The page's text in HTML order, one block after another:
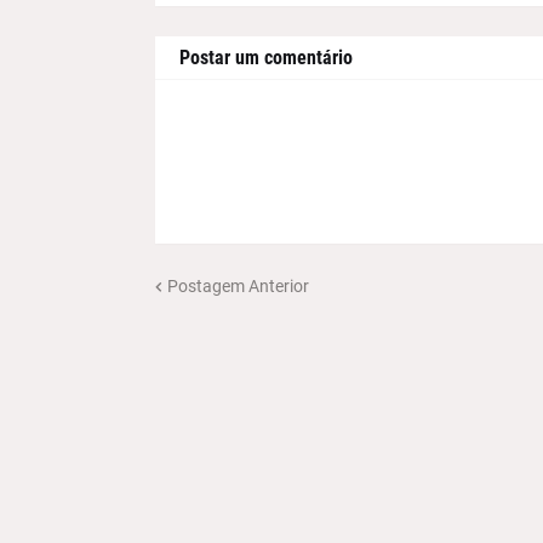
Postar um comentário
Postagem Anterior